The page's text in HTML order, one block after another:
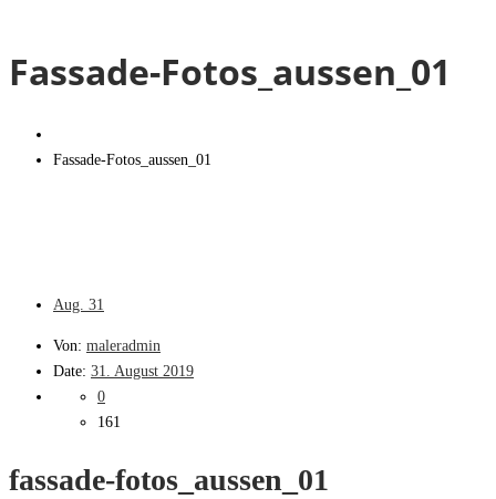
Fassade-Fotos_aussen_01
Fassade-Fotos_aussen_01
Aug. 31
Von: maleradmin
Date: 31. August 2019
0
161
fassade-fotos_aussen_01